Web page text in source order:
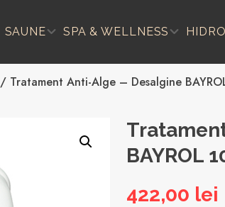
SAUNE SPA & WELLNESS
/ Tratament Anti-Alge – Desalgine
BAYROL
422,00 lei